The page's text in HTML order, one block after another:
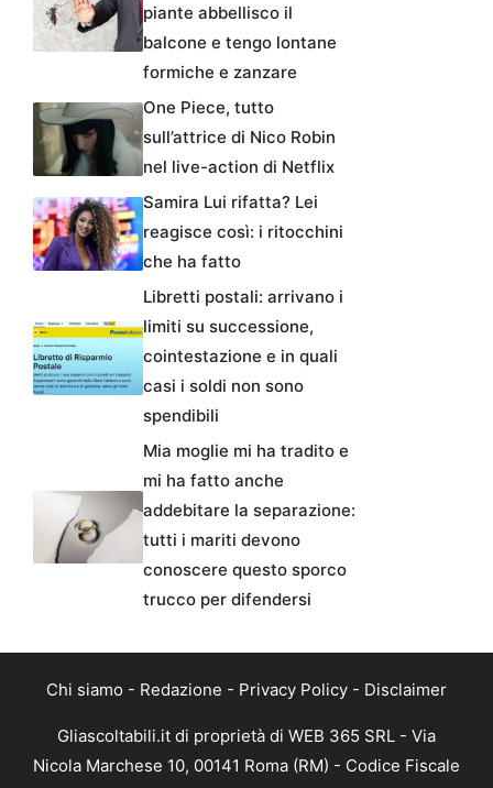
piante abbellisco il
balcone e tengo lontane
formiche e zanzare
One Piece, tutto
sull’attrice di Nico Robin
nel live-action di Netflix
Samira Lui rifatta? Lei
reagisce così: i ritocchini
che ha fatto
Libretti postali: arrivano i
limiti su successione,
cointestazione e in quali
casi i soldi non sono
spendibili
Mia moglie mi ha tradito e
mi ha fatto anche
addebitare la separazione:
tutti i mariti devono
conoscere questo sporco
trucco per difendersi
Chi siamo - Redazione - Privacy Policy - Disclaimer
Gliascoltabili.it di proprietà di WEB 365 SRL - Via
Nicola Marchese 10, 00141 Roma (RM) - Codice Fiscale